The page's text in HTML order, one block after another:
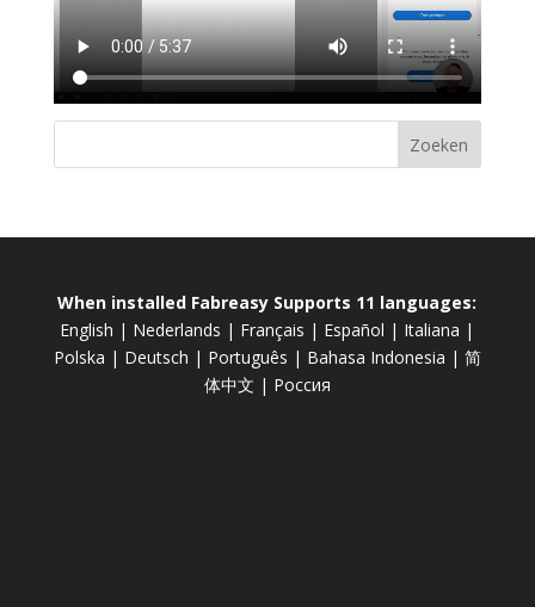
When installed Fabreasy Supports 11 languages:
English | Nederlands | Français | Español | Italiana |
Polska | Deutsch | Português | Bahasa Indonesia | 简
体中文 | Россия